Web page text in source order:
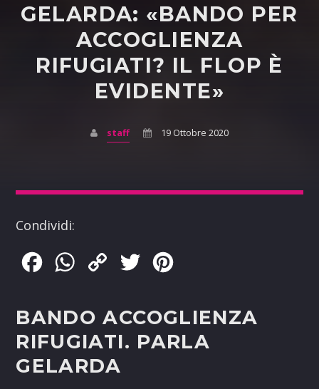
GELARDA: «BANDO PER
ACCOGLIENZA
RIFUGIATI? IL FLOP È
EVIDENTE»
staff 19 Ottobre 2020
Condividi:
FacebookWhatsApp
Copy
Twitter
BANDO ACCOGLIENZA
RIFUGIATI. PARLA
GELARDA